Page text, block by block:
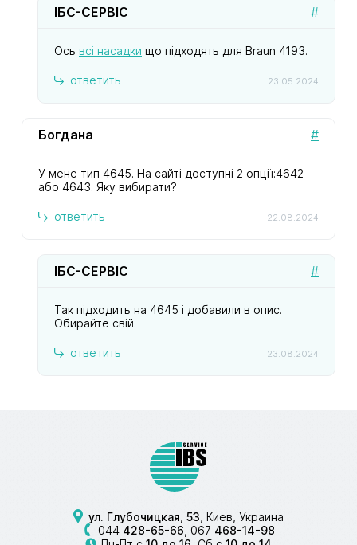
#
ІБС-СЕРВІС
23.05.2024
Ось всі насадки що підходять для Braun 4193.
ответить
#
Богдана
22.08.2024
У мене тип 4645. На сайті доступні 2 опції:4642
або 4643. Яку вибирати?
ответить
#
ІБС-СЕРВІС
23.08.2024
Так підходить на 4645 і добавили в опис.
Обирайте свій.
ответить
ул. Глубочицкая, 53 , Киев, Украина
044 428-65-66 067 468-14-98